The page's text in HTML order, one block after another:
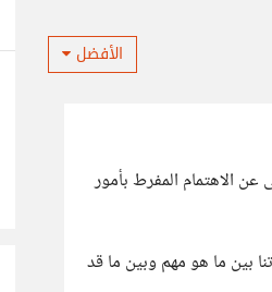
الأفضل
عن الاهتمام المفرط بأمور
بين ما هو مهم وبين ما قد